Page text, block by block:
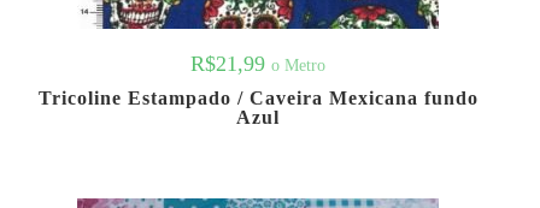
R$21,99 o Metro
Tricoline Estampado / Caveira Mexicana fundo
Azul